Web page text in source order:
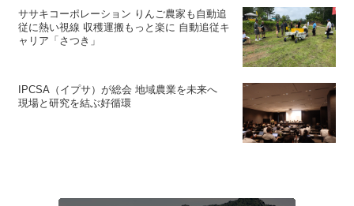
ササキコーポレーション りんご農家も自動追
従に熱い視線 収穫運搬もっと楽に 自動追従キ
ャリア「さつき」
IPCSA（イプサ）が総会 地域農業を未来へ
現場と研究を結ぶ好循環